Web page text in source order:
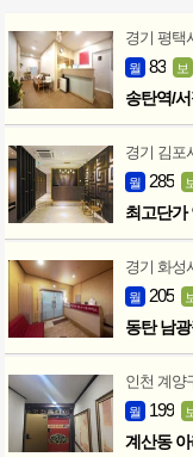
경기 평택
월 83 보
송탄역/
경기 김포
월 285
최고단가
경기 화성
월 205
동탄 남
인천 계양
월 199
계산동